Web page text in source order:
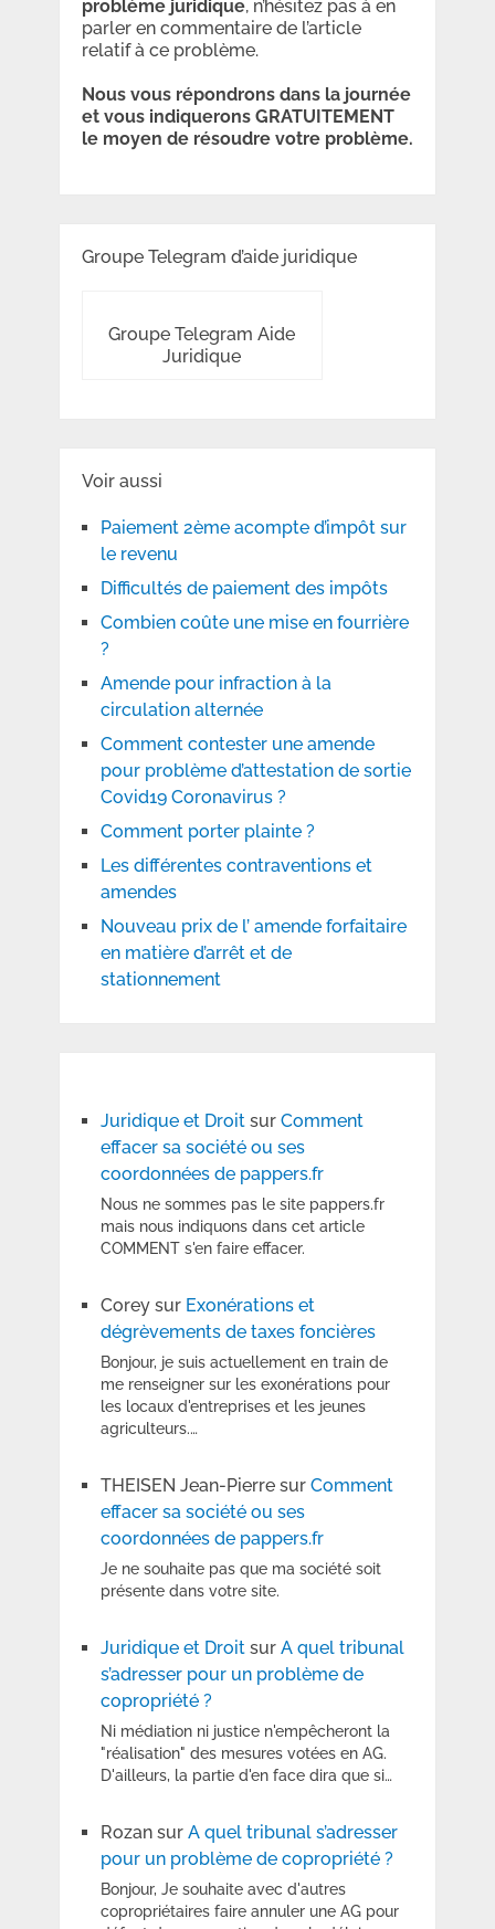
problème juridique, n’hésitez pas à en
parler en commentaire de l’article
relatif à ce problème.
Nous vous répondrons dans la journée
et vous indiquerons GRATUITEMENT
le moyen de résoudre votre problème.
Groupe Telegram d’aide juridique
Groupe Telegram Aide
Juridique
Voir aussi
Paiement 2ème acompte d’impôt sur
le revenu
Difficultés de paiement des impôts
Combien coûte une mise en fourrière
?
Amende pour infraction à la
circulation alternée
Comment contester une amende
pour problème d’attestation de sortie
Covid19 Coronavirus ?
Comment porter plainte ?
Les différentes contraventions et
amendes
Nouveau prix de l’ amende forfaitaire
en matière d’arrêt et de
stationnement
Juridique et Droitsur Comment
effacer sa société ou ses
coordonnées de pappers.fr
Nous ne sommes pas le site pappers.fr
mais nous indiquons dans cet article
COMMENT s'en faire effacer.
Coreysur Exonérations et
dégrèvements de taxes foncières
Bonjour, je suis actuellement en train de
me renseigner sur les exonérations pour
les locaux d'entreprises et les jeunes
agriculteurs.…
THEISEN Jean-Pierresur Comment
effacer sa société ou ses
coordonnées de pappers.fr
Je ne souhaite pas que ma société soit
présente dans votre site.
Juridique et Droitsur A quel tribunal
s’adresser pour un problème de
copropriété ?
Ni médiation ni justice n'empêcheront la
"réalisation" des mesures votées en AG.
D'ailleurs, la partie d'en face dira que si…
Rozansur A quel tribunal s’adresser
pour un problème de copropriété ?
Bonjour, Je souhaite avec d'autres
copropriétaires faire annuler une AG pour